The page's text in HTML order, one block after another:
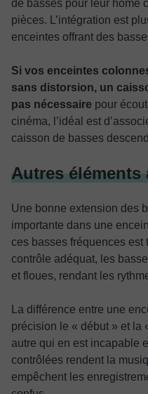
de basses pour leur home
pièces. L’intégration est
enceintes offrant des
Si vos enceintes
sans distorsion, un
pas nécessaire pour
cinéma, l’idéal est
caisson de basses
Autres éléments
Une bonne extension des
importante dans une
ces basses fréquences
contrôle adéquat, les
et floues, rendant les
La différence entre une
précision le « début » et la
autre qui en est incapable
contrôlées rendent la
empêchent les